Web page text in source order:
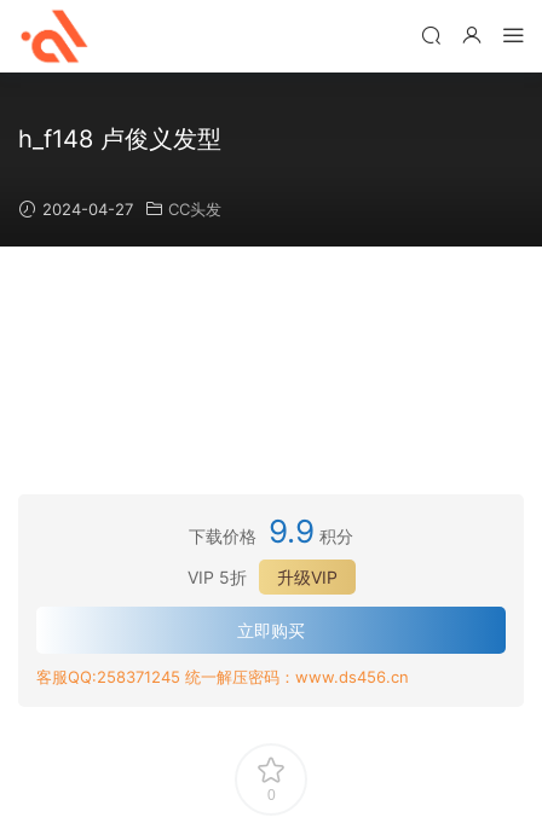
h_f148 卢俊义发型
2024-04-27 CC头发
下载价格 9.9 积分
VIP 5折
升级VIP
立即购买
客服QQ:258371245 统一解压密码：www.ds456.cn
0